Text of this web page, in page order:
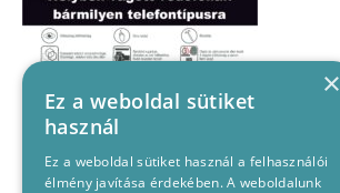
×
Ez a weboldal sütiket
használ
Ez a weboldal sütiket használ a felhasználói
élmény javítása érdekében. A weboldalunk